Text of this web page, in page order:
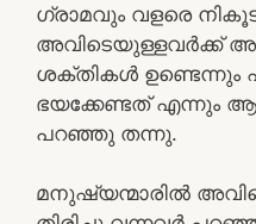
ഗ്രാമവും വളരെ
അവിടെയുള്ളവർക്ക്
ശക്തികൾ
ഭയക്കേണ്ടത് എന്നും
പറഞ്ഞു തന്നു.
മനുഷ്യന്മാരിൽ